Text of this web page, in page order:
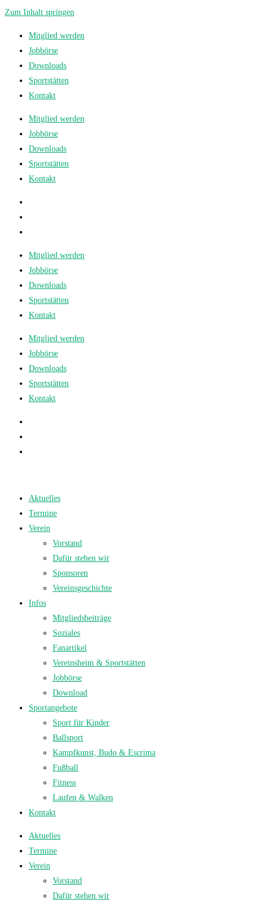
Zum Inhalt springen
Mitglied werden
Jobbörse
Downloads
Sportstätten
Kontakt
Mitglied werden
Jobbörse
Downloads
Sportstätten
Kontakt
Mitglied werden
Jobbörse
Downloads
Sportstätten
Kontakt
Mitglied werden
Jobbörse
Downloads
Sportstätten
Kontakt
Aktuelles
Termine
Verein
Vorstand
Dafür stehen wir
Sponsoren
Vereinsgeschichte
Infos
Mitgliedsbeiträge
Soziales
Fanartikel
Vereinsheim & Sportstätten
Jobbörse
Download
Sportangebote
Sport für Kinder
Ballsport
Kampfkunst, Budo & Escrima
Fußball
Fitness
Laufen & Walken
Kontakt
Aktuelles
Termine
Verein
Vorstand
Dafür stehen wir